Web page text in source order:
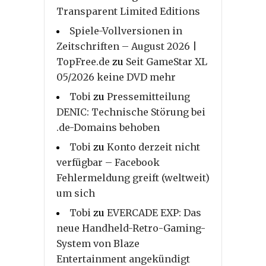
Transparent Limited Editions
Spiele-Vollversionen in
Zeitschriften – August 2026 |
TopFree.de zu Seit GameStar XL
05/2026 keine DVD mehr
Tobi zu Pressemitteilung
DENIC: Technische Störung bei
.de-Domains behoben
Tobi zu Konto derzeit nicht
verfügbar – Facebook
Fehlermeldung greift (weltweit)
um sich
Tobi zu EVERCADE EXP: Das
neue Handheld-Retro-Gaming-
System von Blaze
Entertainment angekündigt